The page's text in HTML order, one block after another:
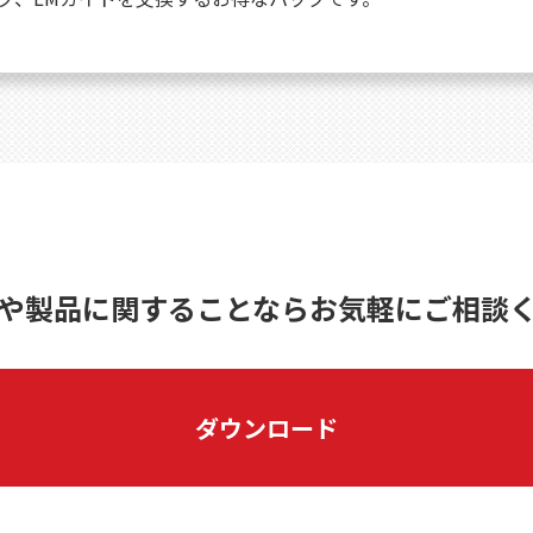
製品に関することならお気軽にご相談
ダウンロード